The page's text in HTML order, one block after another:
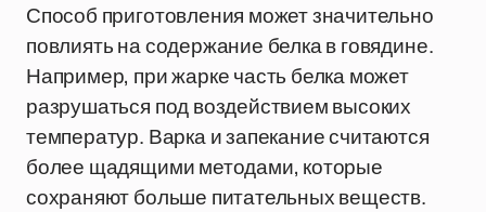
Способ приготовления может значительно
повлиять на содержание белка в говядине.
Например, при жарке часть белка может
разрушаться под воздействием высоких
температур. Варка и запекание считаются
более щадящими методами, которые
сохраняют больше питательных веществ.